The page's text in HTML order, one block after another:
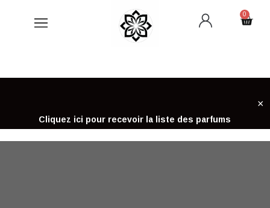
0
Cart
Cliquez ici pour recevoir la liste des parfums
×